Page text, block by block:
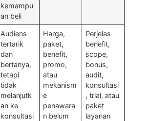
kemampu
an beli
Audiens
tertarik
dan
bertanya,
tetapi
tidak
melanjutk
an ke
konsultasi
Harga,
paket,
benefit,
promo,
atau
mekanism
e
penawara
n belum
Perjelas
benefit,
scope,
bonus,
audit,
konsultasi
, trial, atau
paket
layanan